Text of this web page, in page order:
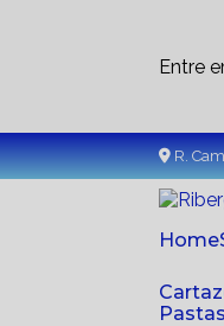
Entre
R.
Home